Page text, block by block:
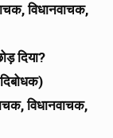
विधानवाचक,
दिया?
विधानवाचक,